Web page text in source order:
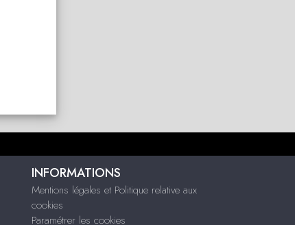
INFORMATIONS
Mentions légales et Politique relative aux
cookies
Paramétrer les cookies